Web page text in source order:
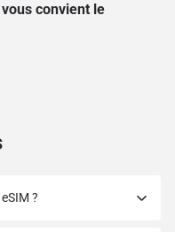
convient le
?